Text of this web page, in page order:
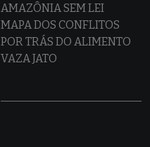
AMAZÔNIA SEM LEI
MAPA DOS CONFLITOS
POR TRÁS DO ALIMENTO
VAZA JATO